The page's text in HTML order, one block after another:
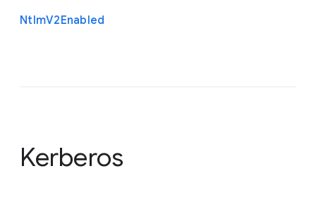
NtlmV2Enabled
Kerberos